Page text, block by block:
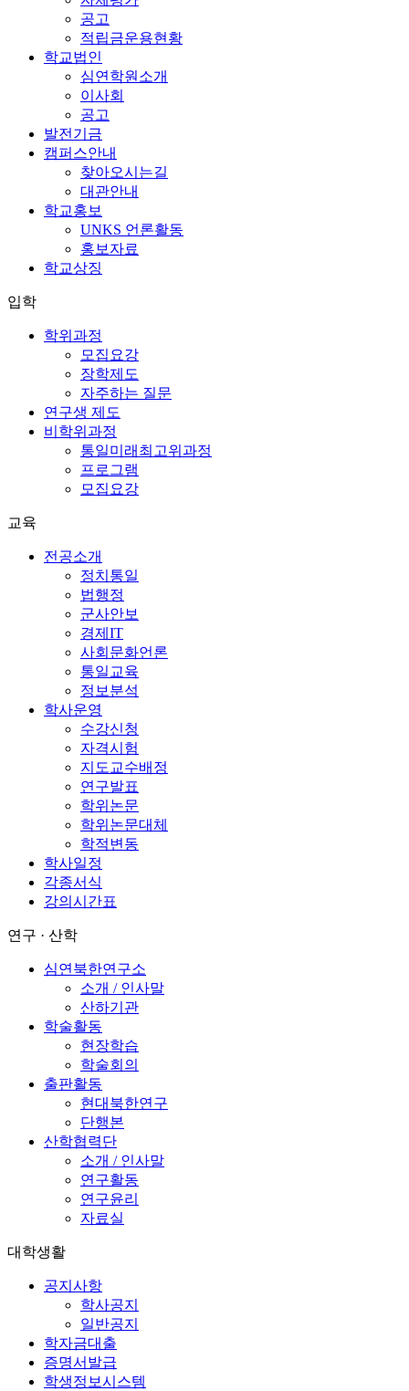
공고
적립금운용현황
학교법인
심연학원소개
이사회
공고
발전기금
캠퍼스안내
찾아오시는길
대관안내
학교홍보
UNKS 언론활동
홍보자료
학교상징
입학
학위과정
모집요강
장학제도
자주하는 질문
연구생 제도
비학위과정
통일미래최고위과정
프로그램
모집요강
교육
전공소개
정치통일
법행정
군사안보
경제IT
사회문화언론
통일교육
정보분석
학사운영
수강신청
자격시험
지도교수배정
연구발표
학위논문
학위논문대체
학적변동
학사일정
각종서식
강의시간표
연구 · 산학
심연북한연구소
소개 / 인사말
산하기관
학술활동
현장학습
학술회의
출판활동
현대북한연구
단행본
산학협력단
소개 / 인사말
연구활동
연구윤리
자료실
대학생활
공지사항
학사공지
일반공지
학자금대출
증명서발급
학생정보시스템